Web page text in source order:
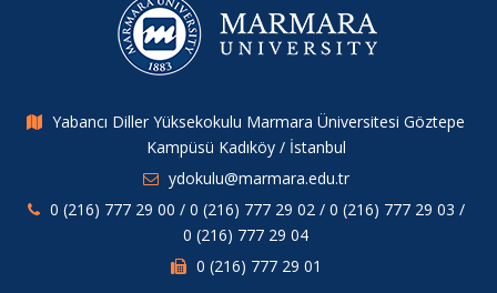
Yabancı Diller Yüksekokulu Marmara Üniversitesi Göztepe
Kampüsü Kadıköy / İstanbul
ydokulu@marmara.edu.tr
0 (216) 777 29 00 / 0 (216) 777 29 02 / 0 (216) 777 29 03 /
0 (216) 777 29 04
0 (216) 777 29 01